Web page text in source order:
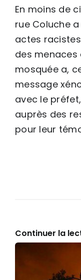
En moins de
rue Coluche
actes
des menaces
mosquée a,
message
avec le
auprès des
pour leur
Continuer la